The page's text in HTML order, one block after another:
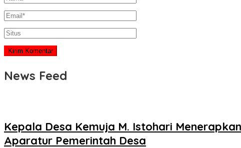
News Feed
Kepala Desa Kemuja M. Istohari
Aparatur Pemerintah Desa